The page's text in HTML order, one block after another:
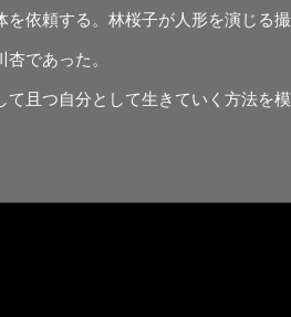
依頼する。林桜子が人形を演じる撮
であった。
且つ自分として生きていく方法を模